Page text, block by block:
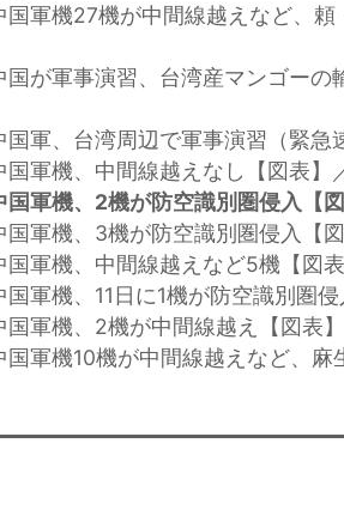
国軍機27機が中間線越えなど、
国が軍事演習、台湾産マンゴーの
国軍、台湾周辺で軍事演習（緊急
国軍機、中間線越えなし【図表】
国軍機、2機が防空識別圏侵入【
国軍機、3機が防空識別圏侵入【
国軍機、中間線越えなど5機【図
国軍機、11日に1機が防空識別圏
国軍機、2機が中間線越え【図表
国軍機10機が中間線越えなど、